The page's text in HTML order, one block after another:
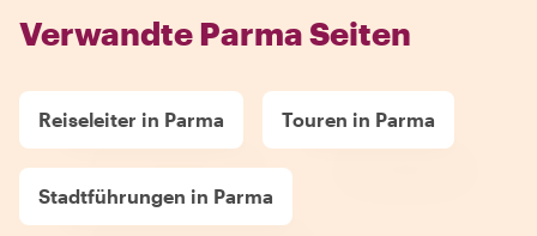
Verwandte Parma Seiten
Reiseleiter in Parma Touren in Parma
Stadtführungen in Parma